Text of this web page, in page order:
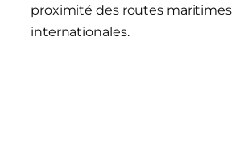
proximité des routes maritimes
internationales.